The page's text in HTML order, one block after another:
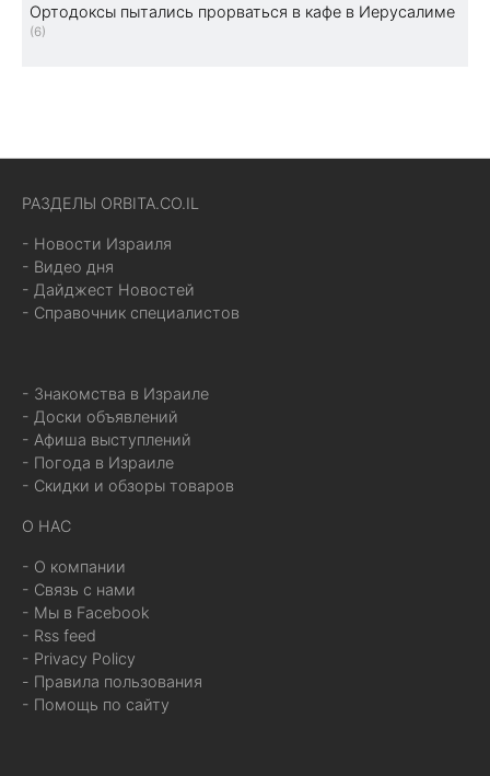
Ортодоксы пытались прорваться в кафе в Иерусалиме
(6)
РАЗДЕЛЫ ORBITA.CO.IL
- Новости Израиля
- Видео дня
- Дайджест Новостей
- Справочник специалистов
- Знакомства в Израиле
- Доски объявлений
- Афиша выступлений
- Погода в Израиле
- Скидки и обзоры товаров
О НАС
- О компании
- Связь с нами
- Мы в Facebook
- Rss feed
- Privacy Policy
- Правила пользования
- Помощь по сайту